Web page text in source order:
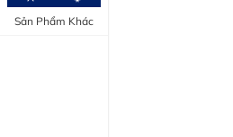
Sản Phẩm Khác